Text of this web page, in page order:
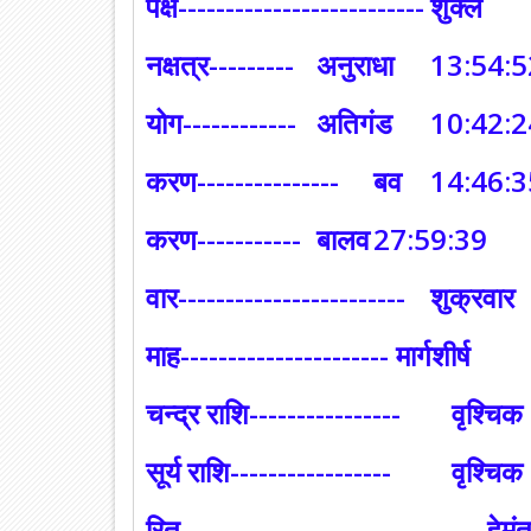
नक्षत्र---------
अनुराधा
योग------------ अतिगंड
करण---------------
बव
करण----------- बालव27:59:39
वार------------------------
शुक्रवार
माह---------------------- मार्गशीर्ष
चन्द्र राशि----------------
वृश्चिक
सूर्य राशि-----------------
वृश्चिक